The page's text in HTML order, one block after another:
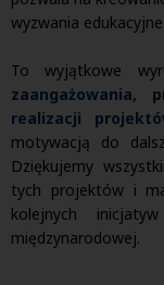
wyzwania
To wyjątkowe
zaangażowania,
realizacji
motywacją do
Dziękujemy
tych projektów i
kolejnych
międzynarodowej.